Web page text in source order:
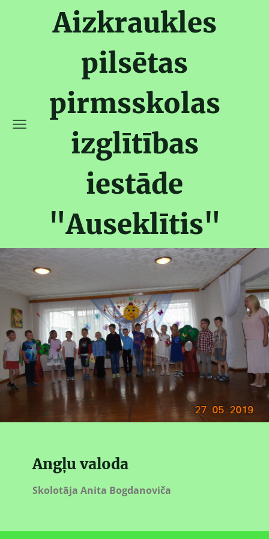
Aizkraukles
pilsētas
pirmsskolas
izglītības
iestāde
"Auseklītis"
Angļu valoda
Skolotāja Anita Bogdanoviča